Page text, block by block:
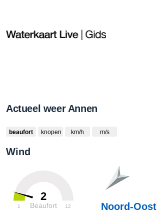
Actueel weer Annen
beaufort knopen km/h m/s
Wind
2
Beaufort
1 12 Noord-Oost